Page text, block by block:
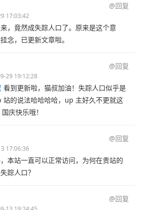
@回复
17:03:42
，竟然成失踪人口了。原来是这个意
念，已更新文章啦。
@回复
29 19:12:28
看到更新啦，猫叔加油！失踪人口似乎是
站的说法哈哈哈哈，up 主好久不更就这
庆快乐哦！
@回复
17:06:36
本站一直可以正常访问，为何在贵站的
踪人口？
@回复